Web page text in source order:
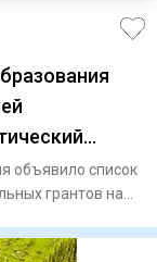
объявило список
грантов на